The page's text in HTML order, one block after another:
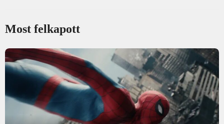
Most felkapott